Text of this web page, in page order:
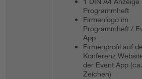
Programmheft
Firmenlogo im
Programmheft /
App
Firmenprofil auf
Konferenz
der Event App
Zeichen)